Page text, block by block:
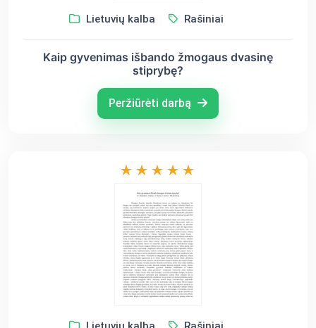
Lietuvių kalba Rašiniai
Kaip gyvenimas išbando žmogaus dvasinę
stiprybę?
Peržiūrėti darbą